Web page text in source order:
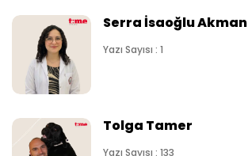
Serra İsaoğlu Akman
Yazı Sayısı : 1
Tolga Tamer
Yazı Sayısı : 133